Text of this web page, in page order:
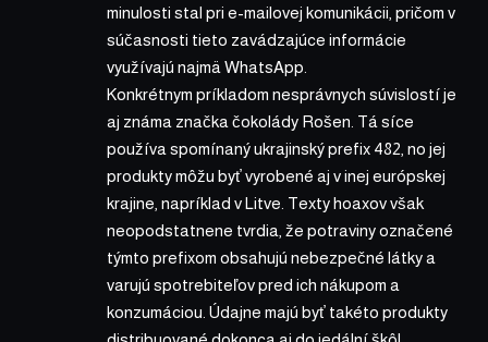
minulosti stal pri e-mailovej komunikácii, pričom v
súčasnosti tieto zavádzajúce informácie
využívajú najmä WhatsApp.
Konkrétnym príkladom nesprávnych súvislostí je
aj známa značka čokolády Rošen. Tá síce
používa spomínaný ukrajinský prefix 482, no jej
produkty môžu byť vyrobené aj v inej európskej
krajine, napríklad v Litve. Texty hoaxov však
neopodstatnene tvrdia, že potraviny označené
týmto prefixom obsahujú nebezpečné látky a
varujú spotrebiteľov pred ich nákupom a
konzumáciou. Údajne majú byť takéto produkty